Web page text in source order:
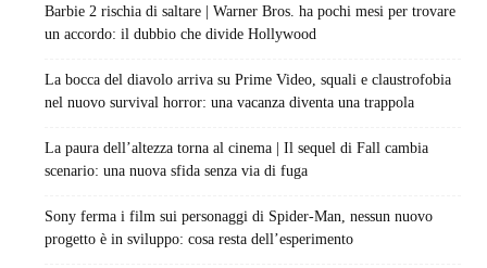
Barbie 2 rischia di saltare | Warner Bros. ha pochi mesi per trovare
un accordo: il dubbio che divide Hollywood
La bocca del diavolo arriva su Prime Video, squali e claustrofobia
nel nuovo survival horror: una vacanza diventa una trappola
La paura dell’altezza torna al cinema | Il sequel di Fall cambia
scenario: una nuova sfida senza via di fuga
Sony ferma i film sui personaggi di Spider-Man, nessun nuovo
progetto è in sviluppo: cosa resta dell’esperimento